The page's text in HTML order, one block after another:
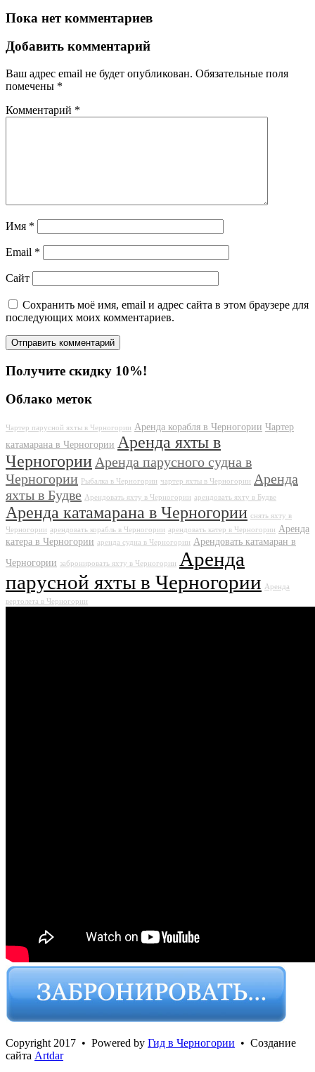
Пока нет комментариев
Добавить комментарий
Ваш адрес email не будет опубликован. Обязательные поля
помечены *
Комментарий *
Имя *
Email *
Сайт
Сохранить моё имя, email и адрес сайта в этом браузере для
последующих моих комментариев.
Получите скидку 10%!
Облако меток
Чартер парусной яхты в Черногории Аренда корабля в Черногории Чартер
катамарана в Черногории Аренда яхты в
Черногории Аренда парусного судна в
Черногории
Рыбалка в Черногории чартер яхты в Черногории
Аренда
яхты в Будве Арендовать яхту в Черногории арендовать яхту в Будве
Аренда катамарана в Черногории снять яхту в
Черногории арендовать корабль в Черногории арендовать катер в Черногории Аренда
катера в Черногории аренда судна в Черногории Арендовать катамаран в
Черногории забронировать яхту в Черногории
Аренда
парусной яхты в Черногории Аренда
вертолета в Черногории
Сopyright 2017 • Powered by Гид в Черногории • Создание
сайта Artdar